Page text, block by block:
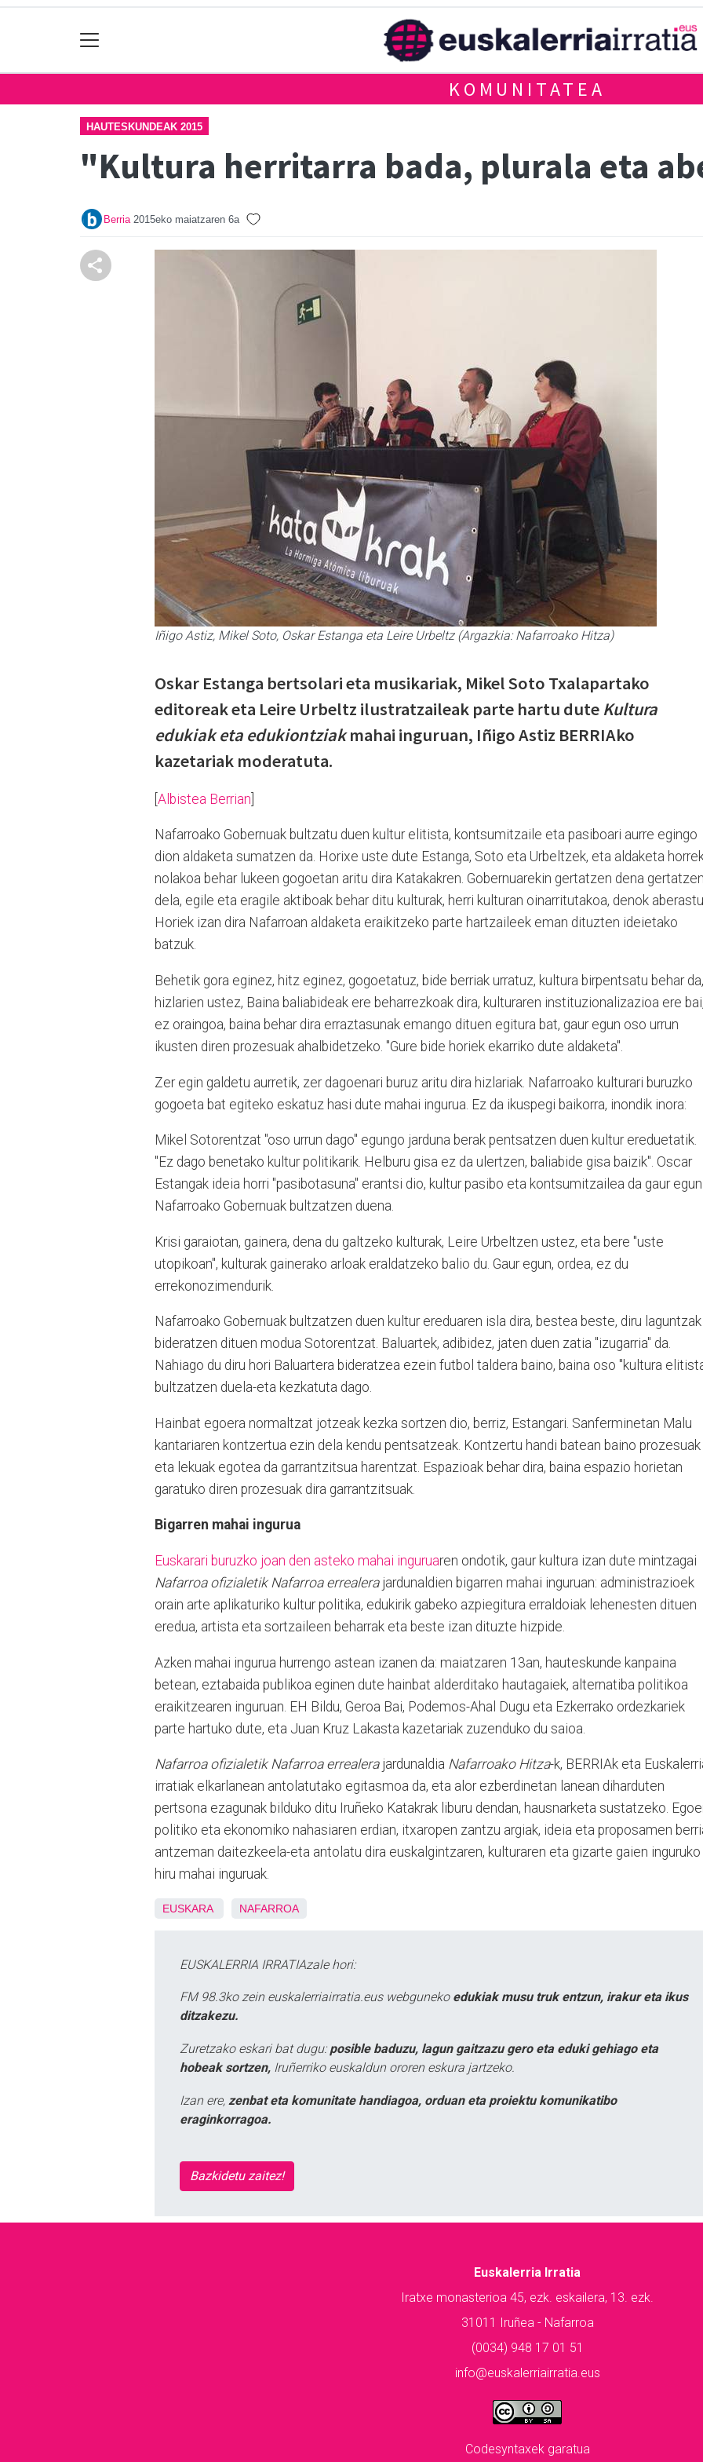
KOMUNITATEA
HAUTESKUNDEAK 2015
"Kultura herritarra bada, plurala eta
Berria 2015eko maiatzaren 6a
Iñigo Astiz, Mikel Soto, Oskar Estanga eta Leire Urbeltz (Argazkia: Nafarroako Hitza)
Oskar Estanga bertsolari eta musikariak, Mikel Soto Txalapartako
editoreak eta Leire Urbeltz ilustratzaileak parte hartu dute Kultura
edukiak eta edukiontziakmahai inguruan, Iñigo Astiz BERRIAko
kazetariak moderatuta.
Albistea Berrian
Nafarroako Gobernuak bultzatu duen kultur elitista, kontsumitzaile eta pasiboari aurre egingo
dion aldaketa sumatzen da. Horixe uste dute Estanga, Soto eta Urbeltzek, eta aldaketa
nolakoa behar lukeen gogoetan aritu dira Katakakren. Gobernuarekin gertatzen dena gertatzen
dela, egile eta eragile aktiboak behar ditu kulturak, herri kulturan oinarritutakoa, denok
Horiek izan dira Nafarroan aldaketa eraikitzeko parte hartzaileek eman dituzten ideietako
batzuk.
Behetik gora eginez, hitz eginez, gogoetatuz, bide berriak urratuz, kultura birpentsatu behar da,
hizlarien ustez, Baina baliabideak ere beharrezkoak dira, kulturaren instituzionalizazioa ere bai,
ez oraingoa, baina behar dira erraztasunak emango dituen egitura bat, gaur egun oso urrun
ikusten diren prozesuak ahalbidetzeko. "Gure bide horiek ekarriko dute aldaketa".
Zer egin galdetu aurretik, zer dagoenari buruz aritu dira hizlariak. Nafarroako kulturari buruzko
gogoeta bat egiteko eskatuz hasi dute mahai ingurua. Ez da ikuspegi baikorra, inondik inora:
Mikel Sotorentzat "oso urrun dago" egungo jarduna berak pentsatzen duen kultur ereduetatik.
"Ez dago benetako kultur politikarik. Helburu gisa ez da ulertzen, baliabide gisa baizik". Oscar
Estangak ideia horri "pasibotasuna" erantsi dio, kultur pasibo eta kontsumitzailea da gaur egun
Nafarroako Gobernuak bultzatzen duena.
Krisi garaiotan, gainera, dena du galtzeko kulturak, Leire Urbeltzen ustez, eta bere "uste
utopikoan", kulturak gainerako arloak eraldatzeko balio du. Gaur egun, ordea, ez du
errekonozimendurik.
Nafarroako Gobernuak bultzatzen duen kultur ereduaren isla dira, bestea beste, diru laguntzak
bideratzen dituen modua Sotorentzat. Baluartek, adibidez, jaten duen zatia "izugarria" da.
Nahiago du diru hori Baluartera bideratzea ezein futbol taldera baino, baina oso "kultura
bultzatzen duela-eta kezkatuta dago.
Hainbat egoera normaltzat jotzeak kezka sortzen dio, berriz, Estangari. Sanferminetan Malu
kantariaren kontzertua ezin dela kendu pentsatzeak. Kontzertu handi batean baino prozesuak
eta lekuak egotea da garrantzitsua harentzat. Espazioak behar dira, baina espazio horietan
garatuko diren prozesuak dira garrantzitsuak.
Bigarren mahai ingurua
Euskarari buruzko joan den asteko mahai inguruaren ondotik, gaur kultura izan dute mintzagai
Nafarroa ofizialetik Nafarroa errealera jardunaldien bigarren mahai inguruan: administrazioek
orain arte aplikaturiko kultur politika, edukirik gabeko azpiegitura erraldoiak lehenesten dituen
eredua, artista eta sortzaileen beharrak eta beste izan dituzte hizpide.
Azken mahai ingurua hurrengo astean izanen da: maiatzaren 13an, hauteskunde kanpaina
betean, eztabaida publikoa eginen dute hainbat alderditako hautagaiek, alternatiba politikoa
eraikitzearen inguruan. EH Bildu, Geroa Bai, Podemos-Ahal Dugu eta Ezkerrako ordezkariek
parte hartuko dute, eta Juan Kruz Lakasta kazetariak zuzenduko du saioa.
Nafarroa ofizialetik Nafarroa errealerajardunaldia Nafarroako Hitza-k, BERRIAk eta
irratiak elkarlanean antolatutako egitasmoa da, eta alor ezberdinetan lanean diharduten
pertsona ezagunak bilduko ditu Iruñeko Katakrak liburu dendan, hausnarketa sustatzeko.
politiko eta ekonomiko nahasiaren erdian, itxaropen zantzu argiak, ideia eta proposamen
antzeman daitezkeela-eta antolatu dira euskalgintzaren, kulturaren eta gizarte gaien inguruko
hiru mahai inguruak.
EUSKARA NAFARROA
EUSKALERRIA IRRATIAzale hori:
FM 98.3ko zein euskalerriairratia.eus webguneko edukiak musu truk entzun, irakur eta ikus
ditzakezu.
Zuretzako eskari bat dugu: posible baduzu, lagun gaitzazu gero eta eduki gehiago eta
hobeak sortzen, Iruñerriko euskaldun ororen eskura jartzeko.
Izan ere, zenbat eta komunitate handiagoa, orduan eta proiektu komunikatibo
eraginkorragoa.
Bazkidetu zaitez!
Euskalerria Irratia
Iratxe monasterioa 45, ezk. eskailera, 13. ezk.
31011 Iruñea - Nafarroa
(0034) 948 17 01 51
info@euskalerriairratia.eus
Codesyntaxek garatua